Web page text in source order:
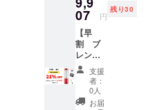
ダー本
体×1 ・
BPAフ
リー・
シリコ
ン製氷
トレイ
×1 ・
BPAフ
07 円
残り30
【早
割 ブ
レン
ダー一
式×１・
ブラシ
１個】
支援
者：
0人
お届